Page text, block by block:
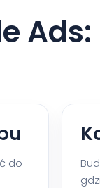
do